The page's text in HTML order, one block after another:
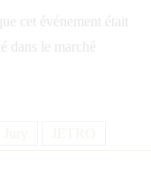
cet événement était
dans le marché